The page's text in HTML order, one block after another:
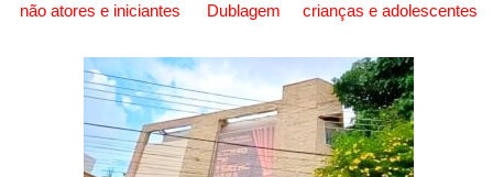
não atores e iniciantes Dublagem crianças e adolescentes